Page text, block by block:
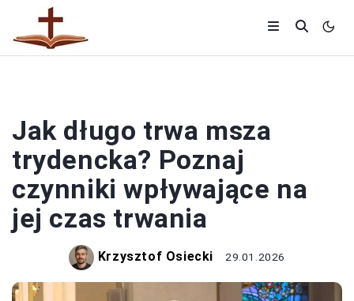
Jak długo trwa msza
trydencka? Poznaj
czynniki wpływające na
jej czas trwania
Krzysztof Osiecki 29.01.2026